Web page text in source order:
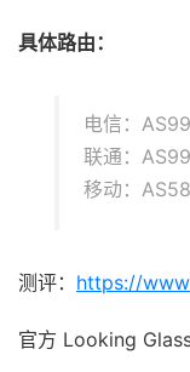
具体路由：
电信：
联通：
移动：
测评： https://
官方 Looking Glass